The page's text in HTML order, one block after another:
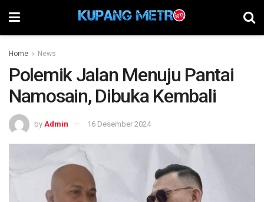
Home News
Polemik Jalan Menuju Pantai
Namosain, Dibuka Kembali
by Admin 16 Desember 2024